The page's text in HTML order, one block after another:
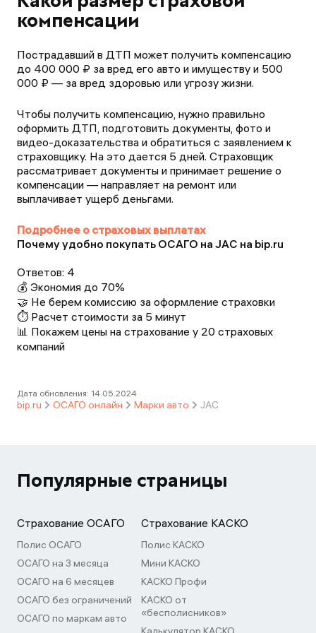
компенсации
Пострадавший в ДТП может получить компенсацию
до 400 000 ₽ за вред его авто и имуществу и 500
000 ₽ — за вред здоровью или угрозу жизни.
Чтобы получить компенсацию, нужно правильно
оформить ДТП, подготовить документы, фото и
видео-доказательства и обратиться с заявлением к
страховщику. На это дается 5 дней. Страховщик
рассматривает документы и принимает решение о
компенсации — направляет на ремонт или
выплачивает ущерб деньгами.
Подробнее о страховых выплатах
Почему удобно покупать ОСАГО на JAC на bip.ru
Ответов: 4
💰 Экономия до 70%
🤝 Не берем комиссию за оформление страховки
⏱️ Расчет стоимости за 5 минут
📊 Покажем цены на страхование у 20 страховых
компаний
Дата обновления: 14.05.2024
bip.ru ОСАГО онлайн Марки авто JAC
Популярные страницы
Страхование ОСАГО
Полис ОСАГО
ОСАГО на 3 месяца
ОСАГО на 6 месяцев
ОСАГО без ограничений
ОСАГО по маркам авто
Страхование КАСКО
Полис КАСКО
Мини КАСКО
КАСКО Профи
КАСКО от
«бесполисников»